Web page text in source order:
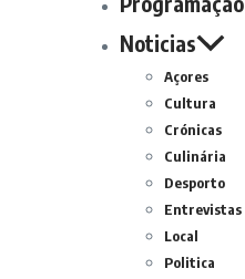
Noticias
Açores
Cultura
Crónicas
Culinária
Desporto
Entrevistas
Local
Politica